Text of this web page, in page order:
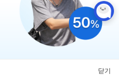
닫기
마이페이지